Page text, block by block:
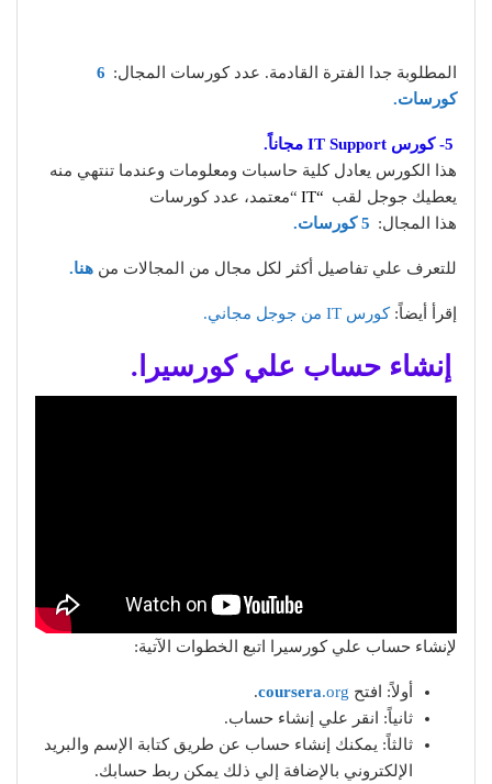
المطلوبة جدا الفترة القادمة. عدد كورسات المجال: 6
كورسات.
5- كورس IT Support مجاناً.
هذا الكورس يعادل كلية حاسبات ومعلومات وعندما تنتهي منه
يعطيك جوجل لقب “IT
“معتمد، عدد كورسات
هذا المجال: 5 كورسات.
للتعرف علي تفاصيل أكثر لكل مجال من المجالات من هنا.
إقرأ أيضاً:كورس IT من جوجل مجاني.
إنشاء حساب علي كورسيرا.
لإنشاء حساب علي كورسيرا اتبع الخطوات الآتية:
أولاً: افتح coursera.org
.
ثانياً: انقر علي إنشاء حساب.
ثالثاً: يمكنك إنشاء حساب عن طريق كتابة الإسم والبريد
الإلكتروني بالإضافة إلي ذلك يمكن ربط حسابك.